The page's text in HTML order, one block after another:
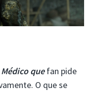
Médico quefan pide
O que se